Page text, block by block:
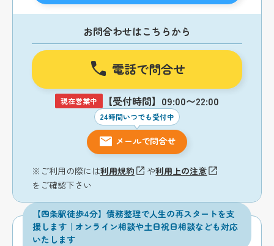
お問合わせはこちらから
電話で問合せ
現在営業中 【受付時間】09:00〜22:00
24時間いつでも受付中
メールで問合せ
※ご利用の際には利用規約 や利用上の注意
をご確認下さい
【四条駅徒歩4分】債務整理で人生の再スタートを支
援します｜オンライン相談や土日祝日相談なども対応
いたします